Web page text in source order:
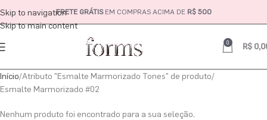
Skip to navigation
Skip to main content
FRETE GRÁTISEM COMPRAS ACIMA DE R$ 500
0 R$
Início Atributo "Esmalte Marmorizado Tones" de produto
Esmalte Marmorizado #02
Nenhum produto foi encontrado para a sua seleção.